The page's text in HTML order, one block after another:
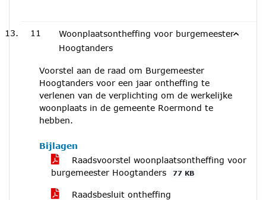
11
Woonplaatsontheffing voor burgemeester
Hoogtanders
Voorstel aan de raad om Burgemeester
Hoogtanders voor een jaar ontheffing te
verlenen van de verplichting om de werkelijke
woonplaats in de gemeente Roermond te
hebben.
Bijlagen
Raadsvoorstel woonplaatsontheffing voor
burgemeester Hoogtanders
77 KB
Raadsbesluit ontheffing